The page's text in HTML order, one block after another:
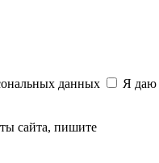
данных Я даю
сайта, пишите